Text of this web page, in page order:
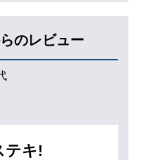
のレビュー
テキ!